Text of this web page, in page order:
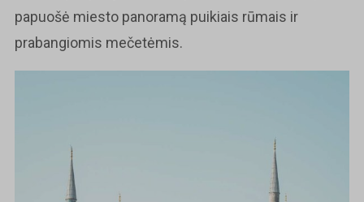
papuošė miesto panoramą puikiais rūmais ir
prabangiomis mečetėmis.